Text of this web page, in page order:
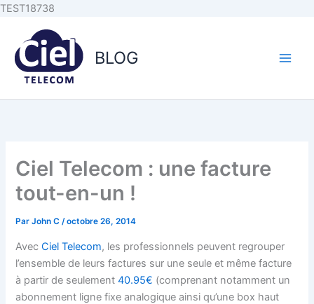
TEST18738
contenu
principal
Aller
contenu
BLOG
Ciel Telecom : une facture
tout-en-un !
ParJohn C/octobre 26, 2014
AvecCiel Telecom, les professionnels peuvent regrouper
l’ensemble de leurs factures sur une seule et même facture
à partir de seulement40.95€ (comprenant notamment un
abonnement ligne fixe analogique ainsi qu’une box haut